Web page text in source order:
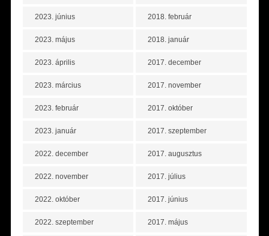
2023. június
2023. május
2023. április
2023. március
2023. február
2023. január
2022. december
2022. november
2022. október
2022. szeptember
2018. február
2018. január
2017. december
2017. november
2017. október
2017. szeptember
2017. augusztus
2017. július
2017. június
2017. május